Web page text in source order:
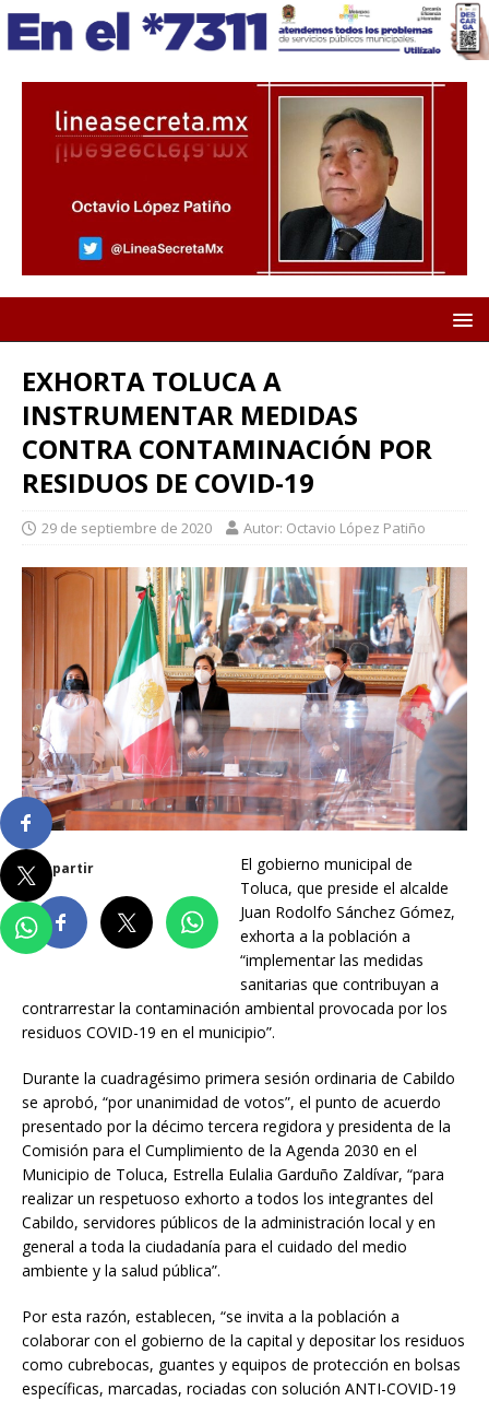
EXHORTA TOLUCA A
INSTRUMENTAR MEDIDAS
CONTRA CONTAMINACIÓN POR
RESIDUOS DE COVID-19
29 de septiembre de 2020 Autor: Octavio López Patiño
Compartir
El gobierno municipal de
Toluca, que preside el alcalde
Juan Rodolfo Sánchez Gómez,
exhorta a la población a
“implementar las medidas
sanitarias que contribuyan a
contrarrestar la contaminación ambiental provocada por los
residuos COVID-19 en el municipio”.
Durante la cuadragésimo primera sesión ordinaria de Cabildo
se aprobó, “por unanimidad de votos”, el punto de acuerdo
presentado por la décimo tercera regidora y presidenta de la
Comisión para el Cumplimiento de la Agenda 2030 en el
Municipio de Toluca, Estrella Eulalia Garduño Zaldívar, “para
realizar un respetuoso exhorto a todos los integrantes del
Cabildo, servidores públicos de la administración local y en
general a toda la ciudadanía para el cuidado del medio
ambiente y la salud pública”.
Por esta razón, establecen, “se invita a la población a
colaborar con el gobierno de la capital y depositar los residuos
como cubrebocas, guantes y equipos de protección en bolsas
específicas, marcadas, rociadas con solución ANTI-COVID-19